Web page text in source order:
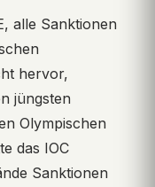
alle Sanktionen
hervor,
jüngsten
Olympischen
das IOC
Sanktionen